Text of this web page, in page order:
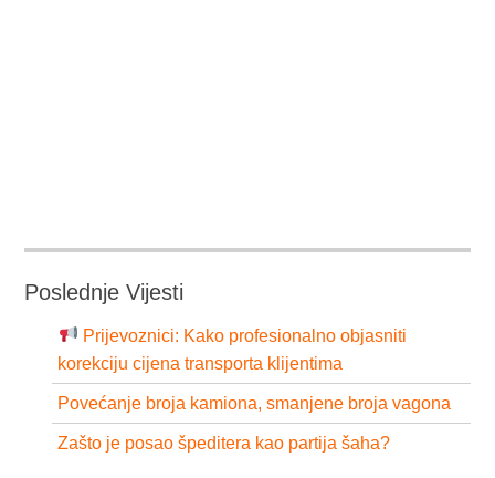
Poslednje Vijesti
Prijevoznici: Kako profesionalno objasniti
korekciju cijena transporta klijentima
Povećanje broja kamiona, smanjene broja vagona
Zašto je posao špeditera kao partija šaha?